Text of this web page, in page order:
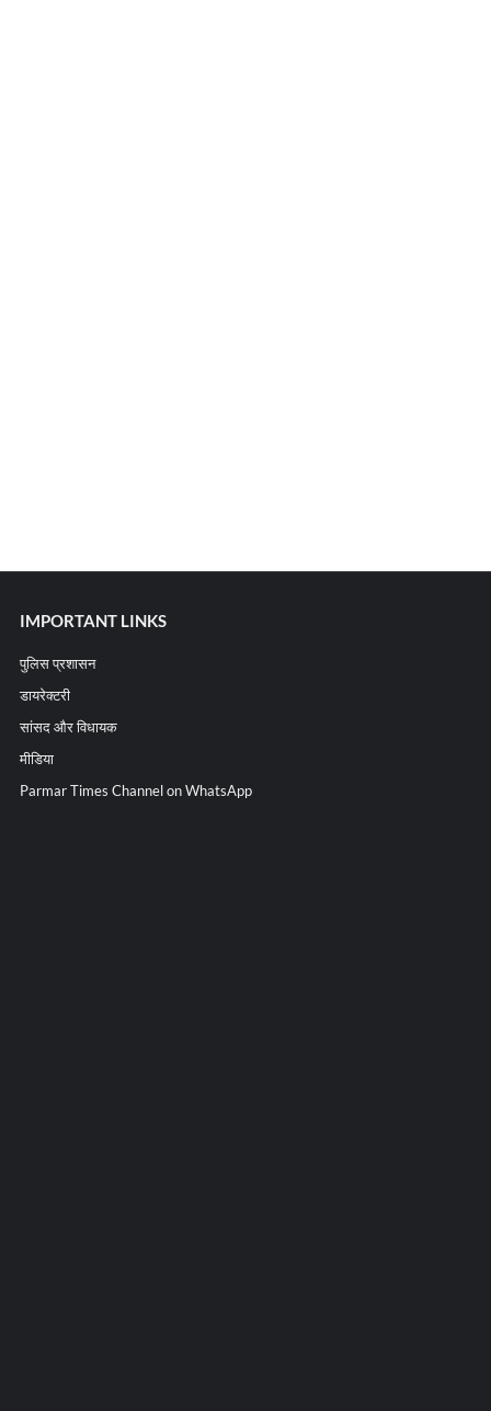
IMPORTANT LINKS
पुलिस प्रशासन
डायरेक्टरी
सांसद और विधायक
मीडिया
Parmar Times Channel on WhatsApp